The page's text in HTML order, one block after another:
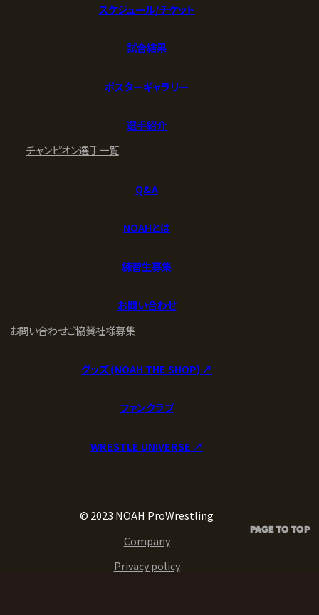
スケジュール/チケット
試合結果
ポスターギャラリー
選手紹介
チャンピオン選手一覧
Q&A
NOAHとは
練習生募集
お問い合わせ
お問い合わせご協賛社様募集
グッズ (NOAH THE SHOP) ↗︎
ファンクラブ
WRESTLE UNIVERSE ↗︎
© 2023 NOAH ProWrestling
Company
Privacy policy
PAGE TO TOP